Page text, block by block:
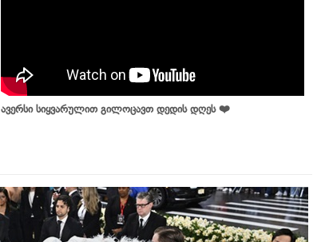
ავერსი სიყვარულით გილოცავთ დედის დღეს ❤️